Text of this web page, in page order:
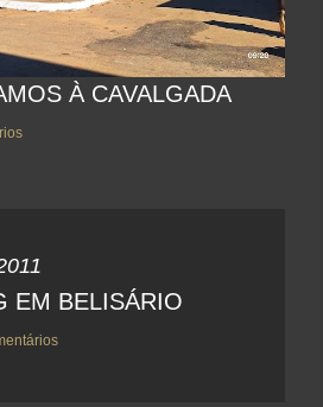
À CAVALGADA
EM BELISÁRIO